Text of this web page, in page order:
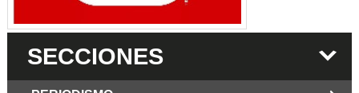
SECCIONES